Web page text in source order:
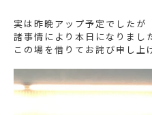
実は昨晩アップ予定でしたが
諸事情により本日になりま
この場を借りてお詫び申し上